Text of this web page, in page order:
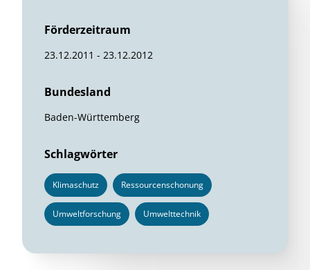
Förderzeitraum
23.12.2011 - 23.12.2012
Bundesland
Baden-Württemberg
Schlagwörter
Klimaschutz Ressourcenschonung
Umweltforschung Umwelttechnik